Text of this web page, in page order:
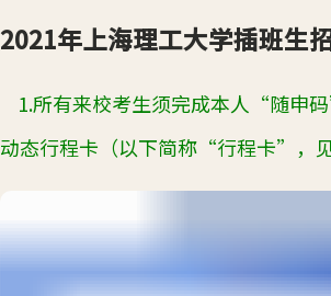
2021年上海理工大学插班生
1.所有来校考生须完成本人“随申
动态行程卡（以下简称“行程卡”，